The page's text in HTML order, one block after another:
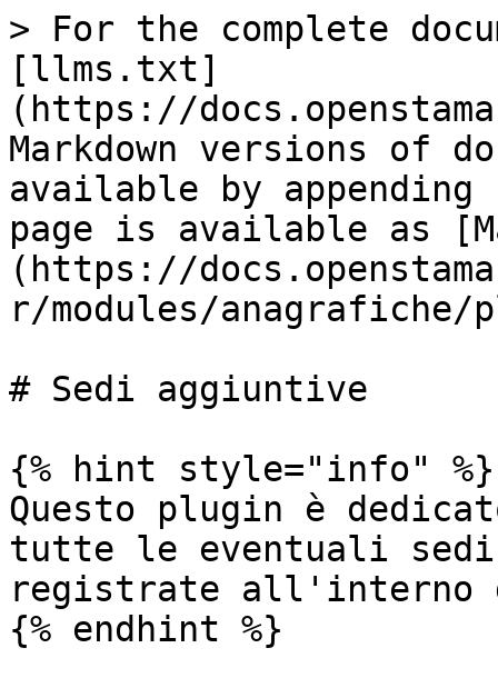
> For the complete
[llms.txt]
(https://
Markdown versions of
available by
page is available as
(https://
r/modules/
# Sedi aggiuntive
{% hint style="info" %}
Questo plugin è
tutte le eventuali sedi
registrate all'interno di
{% endhint %}